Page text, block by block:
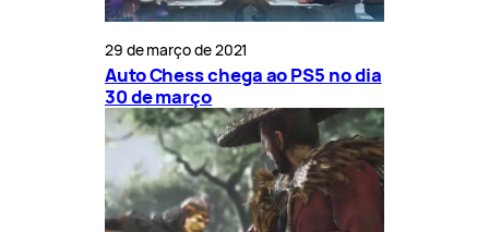
29 de março de 2021
Auto Chess chega ao PS5 no dia
30 de março